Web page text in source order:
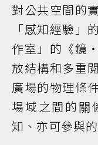
對公共空間的
「感知經驗」
作室」的《鏡
放結構和多重
廣場的物理條
場域之間的關
知、亦可參與